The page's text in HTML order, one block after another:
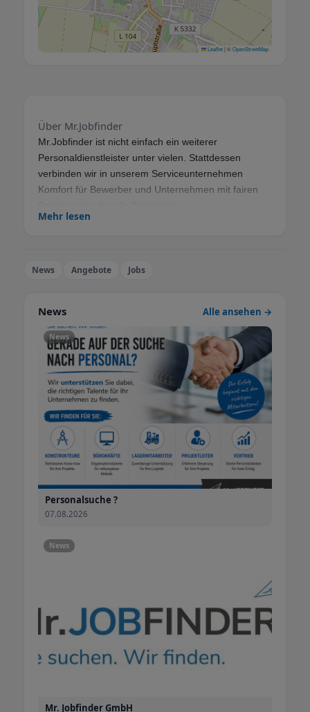
Über Mr.Jobfinder
Mr.Jobfinder ist nicht einfach ein weiterer
Personaldienstleister unter vielen. Stattdessen
verbinden wir in unserem Serviceunternehmen
Komfort für Bewerber und Unternehmen mit fairen
und Unternehmen gleichermaßen Wert legen.
für unsere Herangehensweise an die
Personalvermittlung zunutze und schaffen so eine
Atmosphäre in der sich Bewerber, Headhunter und
Personaler gleichermaßen gut aufgehoben fühlen.
Unsere Kenntnis der Bedürfnisse von Unternehmen
und Angestellten ist die Grundlage unserer
Unternehmensphilosophie. Wir setzen nicht auf
wahllose Massenvermittlung, sondern auf
differenzierte Sondierung vorab, faire Verhältnisse
und Bezahlung, sowie langfristige Kooperation.
Der Mr.Jobfinder-Vorteil für Bewerber und
Unternehmen
Als modernes Personaldienstleistungsunternehmen
und Zuverlässigkeit ganz klar im Vordergrund. Nur
kann bei der Personalvermittlung zielführend und für
Mr.Jobfinder der richtige Ansprechpartner für
Unternehmen und Bewerber.
Jeder, der auf der Suche nach Personal oder einer
Wir berücksichtigen die gewünschte Art der
Mehr lesen
News Angebote Jobs
News Alle ansehen →
News
Personalsuche ?
07.08.2026
News
Mr. Jobfinder GmbH
Leaflet|©OpenStreetMap